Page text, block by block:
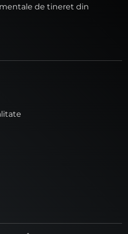
de tineret din